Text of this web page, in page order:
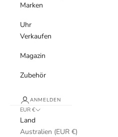
Marken
Uhr
Verkaufen
Magazin
Zubehör
ANMELDEN
EUR €
Land
Australien (EUR €)